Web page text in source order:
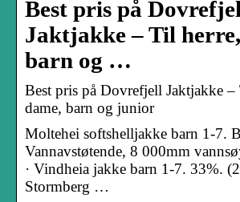
Best pris på
Jaktjakke – Til
barn og …
Best pris på Dovrefjell Jaktjakke –
dame, barn og junior
Moltehei softshelljakke barn 1-7.
Vannavstøtende, 8 000mm
· Vindheia jakke barn 1-7. 33%.
Stormberg …